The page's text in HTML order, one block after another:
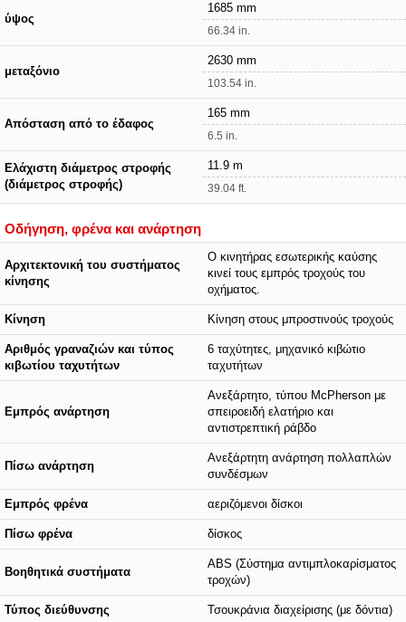
ύψος
1685 mm
66.34 in.
μεταξόνιο
2630 mm
103.54 in.
Απόσταση από το έδαφος
165 mm
6.5 in.
Ελάχιστη διάμετρος στροφής
(διάμετρος στροφής)
11.9 m
39.04 ft.
Οδήγηση, φρένα και ανάρτηση
Αρχιτεκτονική του συστήματος
κίνησης
Ο κινητήρας εσωτερικής καύσης
κινεί τους εμπρός τροχούς του
οχήματος.
Κίνηση Κίνηση στους μπροστινούς τροχούς
Αριθμός γραναζιών και τύπος
κιβωτίου ταχυτήτων
6 ταχύτητες, μηχανικό κιβώτιο
ταχυτήτων
Εμπρός ανάρτηση
Ανεξάρτητο, τύπου McPherson με
σπειροειδή ελατήριο και
αντιστρεπτική ράβδο
Πίσω ανάρτηση
Ανεξάρτητη ανάρτηση πολλαπλών
συνδέσμων
Εμπρός φρένα αεριζόμενοι δίσκοι
Πίσω φρένα δίσκος
Βοηθητικά συστήματα
ABS (Σύστημα αντιμπλοκαρίσματος
τροχών)
Τύπος διεύθυνσης Τσουκράνια διαχείρισης (με δόντια)